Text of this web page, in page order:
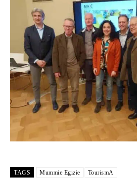
TAGS Mummie Egizie TourismA